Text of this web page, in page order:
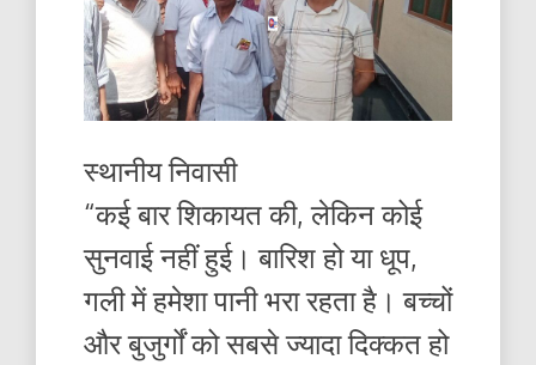
स्थानीय निवासी
“कई बार शिकायत की, लेकिन कोई
सुनवाई नहीं हुई। बारिश हो या धूप,
गली में हमेशा पानी भरा रहता है। बच्चों
और बुजुर्गों को सबसे ज्यादा दिक्कत हो